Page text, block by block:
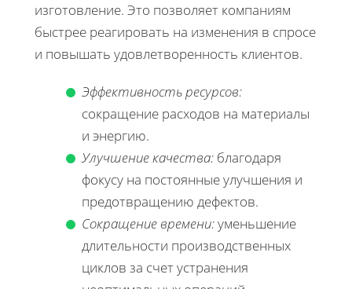
изготовление. Это позволяет компаниям
быстрее реагировать на изменения в спросе
и повышать удовлетворенность клиентов.
Эффективность ресурсов:
сокращение расходов на материалы
и энергию.
Улучшение качества: благодаря
фокусу на постоянные улучшения и
предотвращению дефектов.
Сокращение времени:уменьшение
длительности производственных
циклов за счет устранения